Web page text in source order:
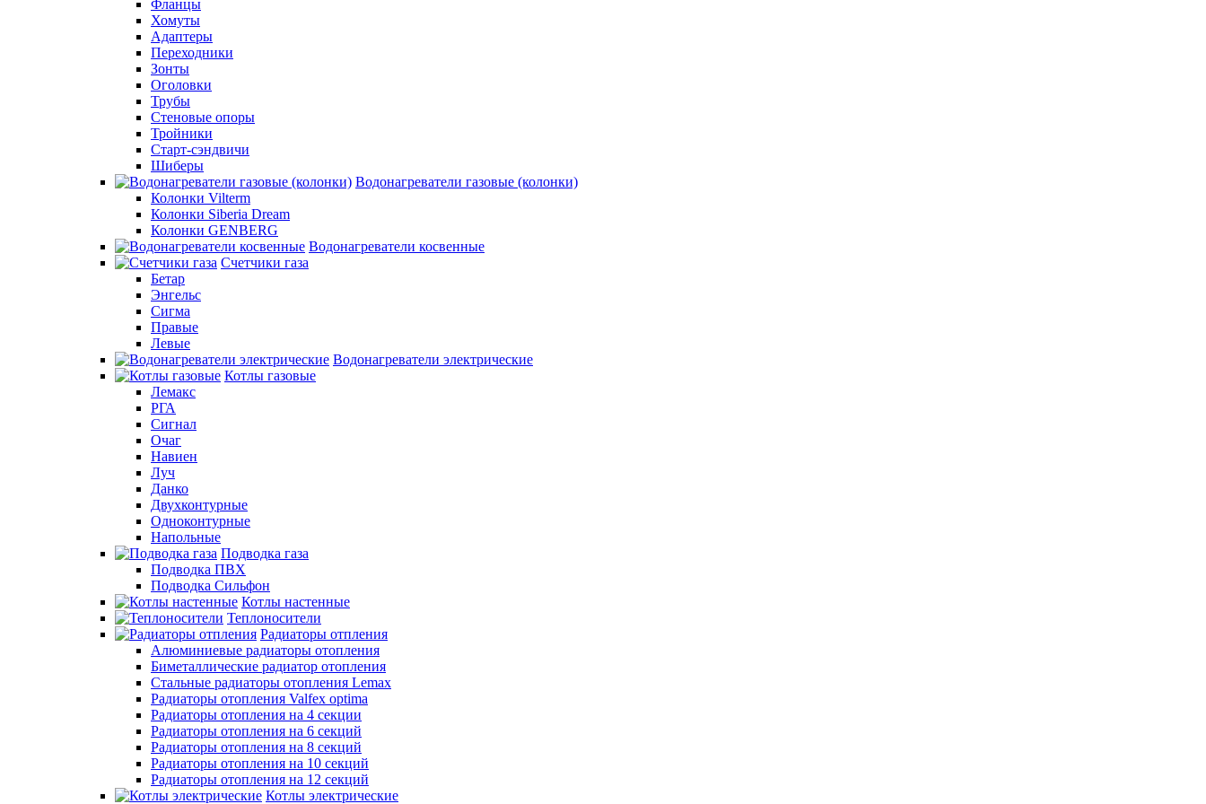
Фланцы
Хомуты
Адаптеры
Переходники
Зонты
Оголовки
Трубы
Стеновые опоры
Тройники
Старт-сэндвичи
Шиберы
Водонагреватели газовые (колонки)
Колонки Vilterm
Колонки Siberia Dream
Колонки GENBERG
Водонагреватели косвенные
Счетчики газа
Бетар
Энгельс
Сигма
Правые
Левые
Водонагреватели электрические
Котлы газовые
Лемакс
РГА
Сигнал
Очаг
Навиен
Луч
Данко
Двухконтурные
Одноконтурные
Напольные
Подводка газа
Подводка ПВХ
Подводка Сильфон
Котлы настенные
Теплоносители
Радиаторы отпления
Алюминиевые радиаторы отопления
Биметаллические радиатор отопления
Стальные радиаторы отопления Lemax
Радиаторы отопления Valfex optima
Радиаторы отопления на 4 секции
Радиаторы отопления на 6 секций
Радиаторы отопления на 8 секций
Радиаторы отопления на 10 секций
Радиаторы отопления на 12 секций
Котлы электрические